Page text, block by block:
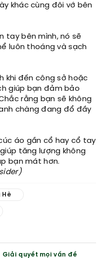
khác cùng đôi vớ bên
tay bên mình, nó sẽ
luôn thoáng và sạch
khi đến công sở hoặc
giúp bạn đảm bảo
rằng bạn sẽ không
chàng đang đổ đầy
áo gần cổ hay cổ tay
tăng lượng không
bạn mát hơn.
Hè
Giải quyết mọi vấn đề